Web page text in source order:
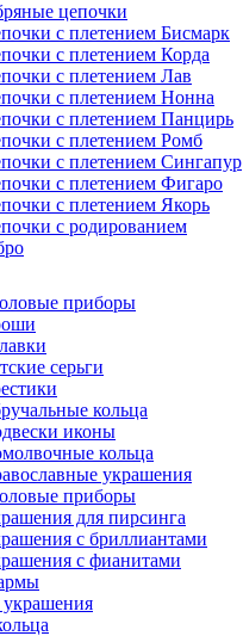
цепочки
с плетением Бисмарк
с плетением Корда
с плетением Лав
с плетением Нонна
с плетением Панцирь
с плетением Ромб
с плетением Сингапур
с плетением Фигаро
с плетением Якорь
с родированием
приборы
серьги
кольца
иконы
кольца
украшения
приборы
для пирсинга
с бриллиантами
с фианитами
украшения